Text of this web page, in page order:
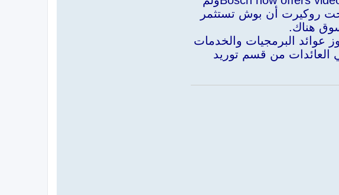
روكيرت أن بوش تستثمر
هناك.
عوائد البرمجيات والخدمات
ثلثي العائدات من قسم توريد